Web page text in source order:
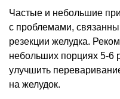
Частые и небольшие
с проблемами,
резекции желудка.
небольших порциях 5-6
улучшить
на желудок.